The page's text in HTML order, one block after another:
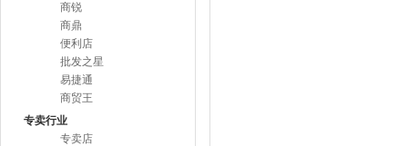
商锐
商鼎
便利店
批发之星
易捷通
商贸王
专卖行业
专卖店